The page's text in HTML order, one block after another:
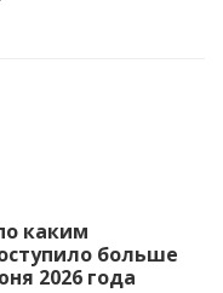
каким
больше
2026 года